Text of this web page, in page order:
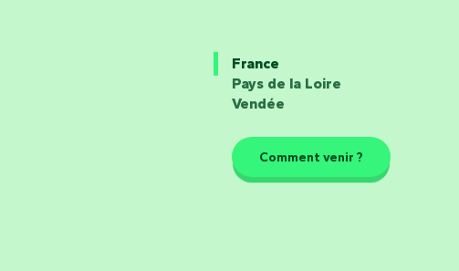
France
Pays de la Loire
Vendée
Comment venir ?